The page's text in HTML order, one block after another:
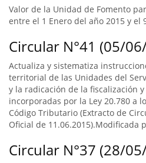
Valor de la Unidad de Fomento
entre el 1 Enero del año 2015 y el
Circular N°41 (05/
Actualiza y sistematiza
territorial de las Unidades del
y la radicación de la fiscalización
incorporadas por la Ley 20.780 a
Código Tributario (Extracto de
Oficial de 11.06.2015).Modificada
Circular N°37 (28/